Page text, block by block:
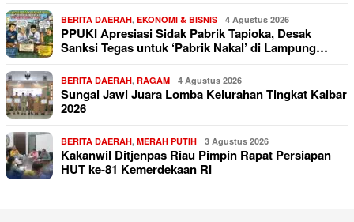
BERITA DAERAH, EKONOMI & BISNIS 4 Agustus 2026
PPUKI Apresiasi Sidak Pabrik Tapioka, Desak
Sanksi Tegas untuk ‘Pabrik Nakal’ di Lampung…
BERITA DAERAH, RAGAM 4 Agustus 2026
Sungai Jawi Juara Lomba Kelurahan Tingkat Kalbar
2026
BERITA DAERAH, MERAH PUTIH 3 Agustus 2026
Kakanwil Ditjenpas Riau Pimpin Rapat Persiapan
HUT ke-81 Kemerdekaan RI